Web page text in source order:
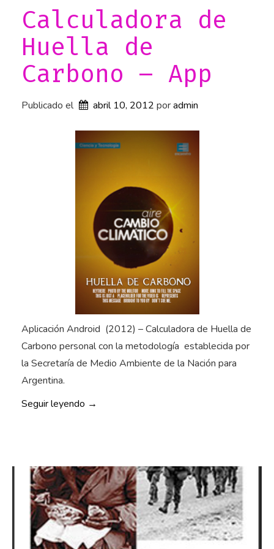
d
»
Calculadora de
Huella de
Carbono – App
Publicado el abril 10, 2012 por admin
Aplicación Android (2012) – Calculadora de Huella de
Carbono personal con la metodología establecida por
la Secretaría de Medio Ambiente de la Nación para
Argentina.
Seguir leyendo «
c
u
l
a
→